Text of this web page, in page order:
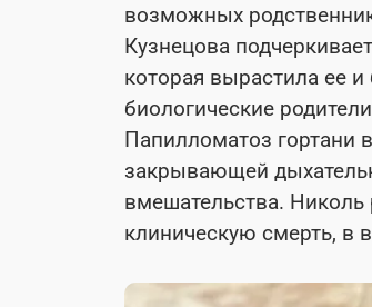
возможных
Кузнецова
которая вырастила ее
биологические
Папилломатоз гортани
закрывающей
вмешательства. Николь
клиническую смерть, в